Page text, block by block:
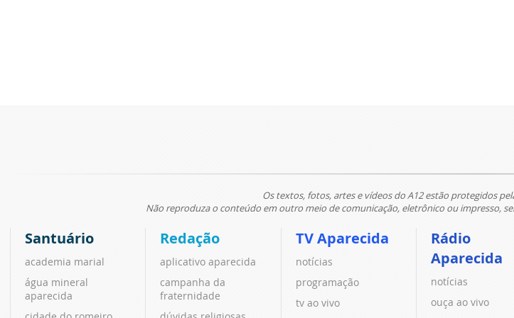
Os textos, fotos, artes e vídeos do A12 estão protegidos
Não reproduza o conteúdo em outro meio de comunicação, eletrônico ou impresso,
Santuário
academia marial
água mineral
aparecida
Redação
aplicativo aparecida
campanha da
fraternidade
TV Aparecida
notícias
programação
tv ao vivo
Rádio
Aparecida
notícias
ouça ao vivo